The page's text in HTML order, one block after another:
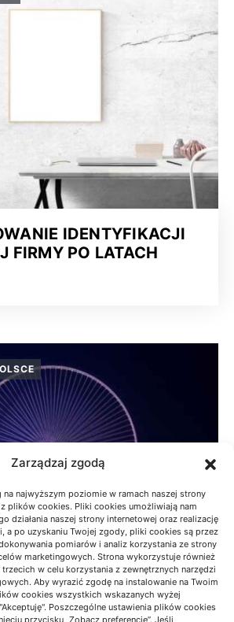
Zarządzaj zgodą
na najwyższym poziomie w ramach naszej strony
plików cookies. Pliki cookies umożliwiają nam
działania naszej strony internetowej oraz realizację
a po uzyskaniu Twojej zgody, pliki cookies są przez
pomiarów i analiz korzystania ze strony
marketingowych. Strona wykorzystuje również
w celu korzystania z zewnętrznych narzędzi
Aby wyrazić zgodę na instalowanie na Twoim
cookies wszystkich wskazanych wyżej
Poszczególne ustawienia plików cookies
przycisku „Zobacz preferencje”. Jeśli
IDENTYFIKACJI
FIRMY PO LATACH
SZLAKI NA KRÓTKI